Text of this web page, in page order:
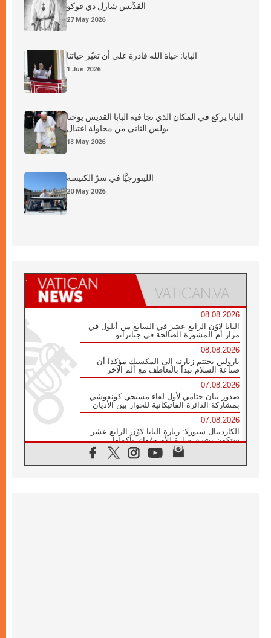
القدِّيس شارل دي فوكو
27 May 2026
البابا: حياة الله قادرة على أن تغيّر حياتنا
1 Jun 2026
البابا يركع في المكان الذي نجا فيه البابا القديس يوحنا
بولس الثاني من محاولة اغتيال
13 May 2026
الليتورجيَّا في سرّ الكنيسة
20 May 2026
08.08.2026
البابا لاوُن الرابع عشر في السابع من أيلول في
مزار أم المشورة الصالحة في جناتزانو
08.08.2026
بارولين يختتم زيارته إلى المكسيك مؤكدا أن
صناعة السلام تبدأ بالتعاطف مع ألم الآخر
07.08.2026
صدور بيان ختامي لأول لقاء مسيحي كونفوشي
بمشاركة الدائرة الفاتيكانية للحوار بين الأديان
07.08.2026
الكاردينال ستورلا: زيارة البابا لاوُن الرابع عشر
ستكون بشرى سارة للأوروغواي بأكملها
الفاتيكان يعلن برنامج الزيارة الرسولية للبابا لاوُن